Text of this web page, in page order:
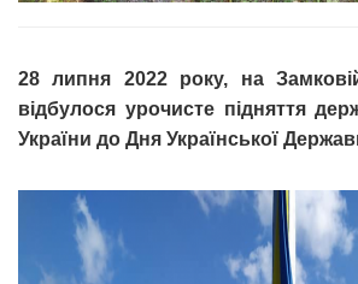
28 липня 2022 року, на
відбулося урочисте підняття
України до Дня Української